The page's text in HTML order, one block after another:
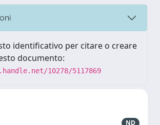
identificativo per citare o creare
documento:
10278/5117869
ND